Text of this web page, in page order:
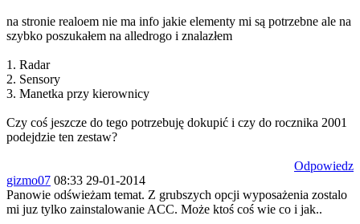
na stronie realoem nie ma info jakie elementy mi są potrzebne ale na
szybko poszukałem na alledrogo i znalazłem
1. Radar
2. Sensory
3. Manetka przy kierownicy
Czy coś jeszcze do tego potrzebuję dokupić i czy do rocznika 2001
podejdzie ten zestaw?
Odpowiedz
gizmo07 08:33 29-01-2014
Panowie odświeżam temat. Z grubszych opcji wyposażenia zostalo
mi juz tylko zainstalowanie ACC. Może ktoś coś wie co i jak..